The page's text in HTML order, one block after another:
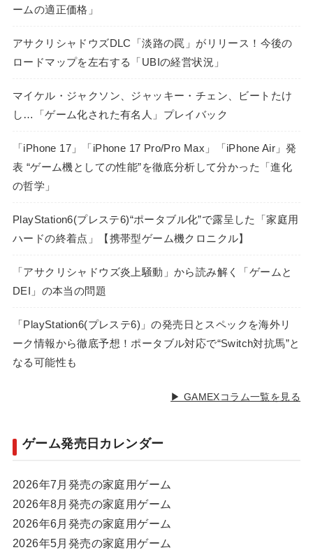
ームの適正価格」
アサクリシャドウズDLC「淡路の罠」がリリース！今後の
ロードマップを左右する「UBIの経営状況」
マイケル・ジャクソン、ジャッキー・チェン、ビートたけ
し…「ゲーム化された有名人」プレイバック
「iPhone 17」「iPhone 17 Pro/Pro Max」「iPhone Air」発
表 “ゲーム機としての性能”を徹底分析して分かった「進化
の哲学」
PlayStation6(プレステ6)“ポータブル化”で露呈した「家庭用
ハードの終着点」【携帯型ゲーム機クロニクル】
「アサクリシャドウズ炎上騒動」から読み解く「ゲームと
DEI」の本当の問題
「PlayStation6(プレステ6)」の発売日とスペックを海外リ
ーク情報から徹底予想！ポータブル対応で“Switch対抗馬”と
なる可能性も
▶ GAMEXコラム一覧を見る
ゲーム発売日カレンダー
2026年7月発売の家庭用ゲーム
2026年8月発売の家庭用ゲーム
2026年6月発売の家庭用ゲーム
2026年5月発売の家庭用ゲーム